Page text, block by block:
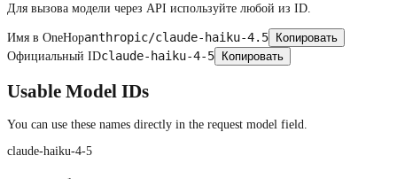
Для вызова модели через API используйте любой из ID.
Имя в OneHopanthropic/claude-haiku-4.5 Копировать
Официальный IDclaude-haiku-4-5 Копировать
Usable Model IDs
You can use these names directly in the request model field.
claude-haiku-4-5